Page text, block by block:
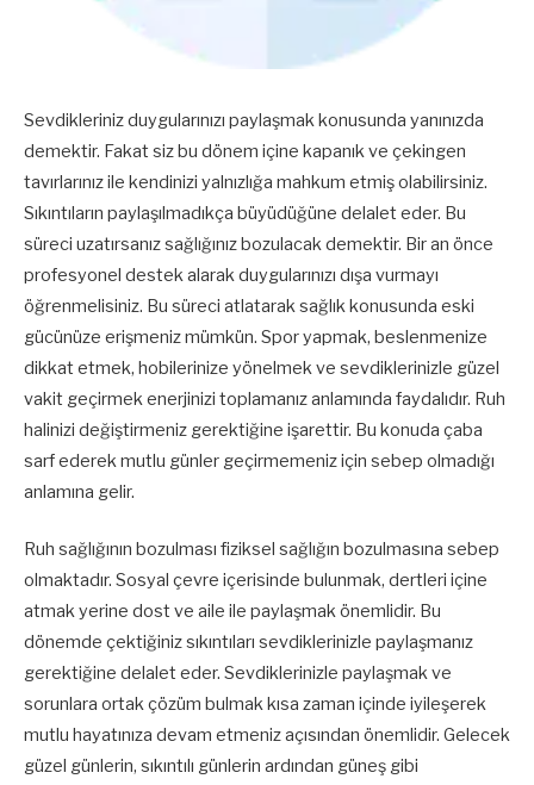
Sevdikleriniz duygularınızı paylaşmak konusunda yanınızda
demektir. Fakat siz bu dönem içine kapanık ve çekingen
tavırlarınız ile kendinizi yalnızlığa mahkum etmiş olabilirsiniz.
Sıkıntıların paylaşılmadıkça büyüdüğüne delalet eder. Bu
süreci uzatırsanız sağlığınız bozulacak demektir. Bir an önce
profesyonel destek alarak duygularınızı dışa vurmayı
öğrenmelisiniz. Bu süreci atlatarak sağlık konusunda eski
gücünüze erişmeniz mümkün. Spor yapmak, beslenmenize
dikkat etmek, hobilerinize yönelmek ve sevdiklerinizle güzel
vakit geçirmek enerjinizi toplamanız anlamında faydalıdır. Ruh
halinizi değiştirmeniz gerektiğine işarettir. Bu konuda çaba
sarf ederek mutlu günler geçirmemeniz için sebep olmadığı
anlamına gelir.
Ruh sağlığının bozulması fiziksel sağlığın bozulmasına sebep
olmaktadır. Sosyal çevre içerisinde bulunmak, dertleri içine
atmak yerine dost ve aile ile paylaşmak önemlidir. Bu
dönemde çektiğiniz sıkıntıları sevdiklerinizle paylaşmanız
gerektiğine delalet eder. Sevdiklerinizle paylaşmak ve
sorunlara ortak çözüm bulmak kısa zaman içinde iyileşerek
mutlu hayatınıza devam etmeniz açısından önemlidir. Gelecek
güzel günlerin, sıkıntılı günlerin ardından güneş gibi